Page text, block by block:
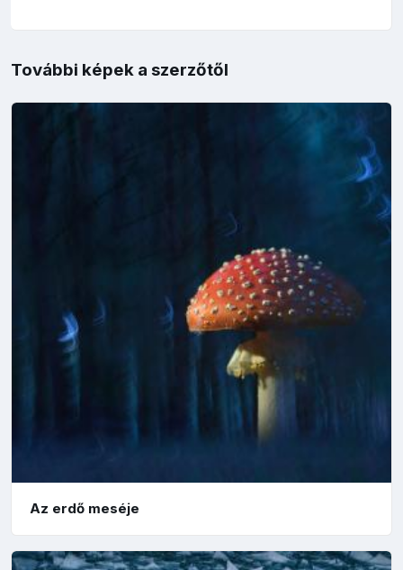
További képek a szerzőtől
Az erdő meséje